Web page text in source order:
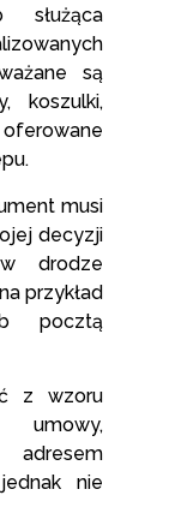
służąca
są
koszulki,
oferowane
musi
decyzji
drodze
przykład
pocztą
z wzoru
umowy,
nie